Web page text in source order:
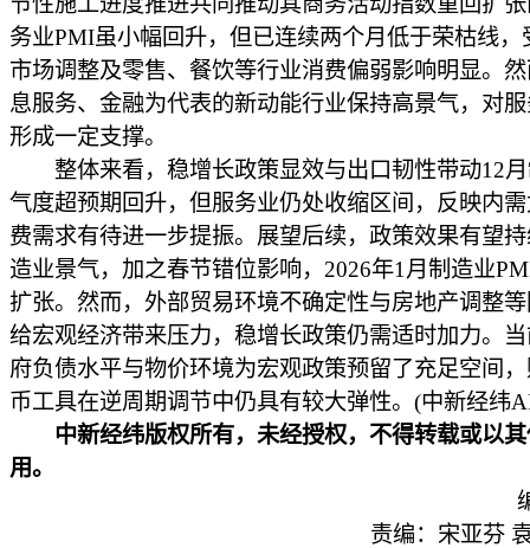
务业PMI虽小幅回升，但已连续两个月低于荣枯线，
市场调整及零售、餐饮等行业消费偏弱影响明显。
息服务、金融为代表的新动能行业保持高景气，对
形成一定支撑。
整体来看，稳增长政策显效与出口韧性带动12月
气度超预期回升，但服务业仍处收缩区间，反映内
费需求有待进一步提振。展望后续，政策效果有望
造业景气，加之春节错位影响，2026年1月制造业
扩张。然而，外部贸易环境不确定性与房地产调整
给宏观经济带来压力，稳增长政策仍需适时加力。
府负债水平与物价环境为宏观政策预留了充足空间
币工具在逆周期调节中仍具有较大弹性。(中新经纬
中新经纬版权所有，未经授权，不得转载或以
用。
责编：宋亚芬